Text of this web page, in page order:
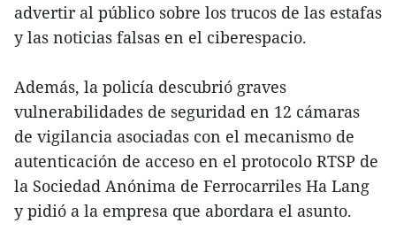
advertir al público sobre los trucos de las estafas
y las noticias falsas en el ciberespacio.
Además, la policía descubrió graves
vulnerabilidades de seguridad en 12 cámaras
de vigilancia asociadas con el mecanismo de
autenticación de acceso en el protocolo RTSP de
la Sociedad Anónima de Ferrocarriles Ha Lang
y pidió a la empresa que abordara el asunto.